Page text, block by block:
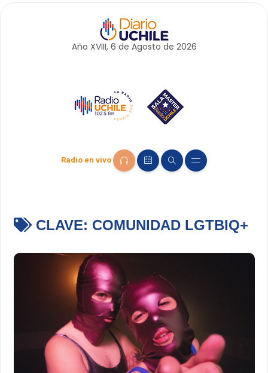
Año XVIII, 6 de Agosto de 2026
Radio en vivo
CLAVE: COMUNIDAD LGTBIQ+